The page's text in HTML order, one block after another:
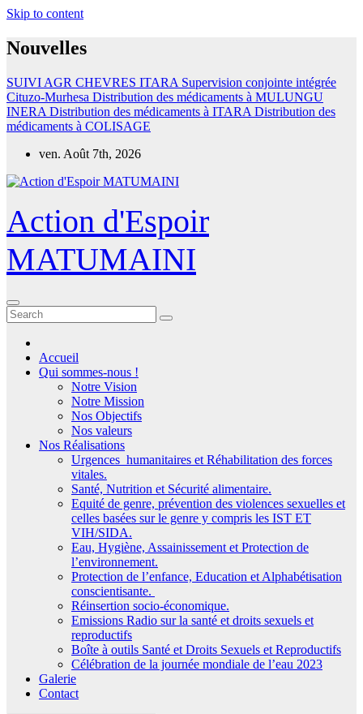
Skip to content
Nouvelles
SUIVI AGR CHEVRES ITARA Supervision conjointe intégrée
Cituzo-Murhesa Distribution des médicaments à MULUNGU
INERA Distribution des médicaments à ITARA Distribution des
médicaments à COLISAGE
ven. Août 7th, 2026
Action d'Espoir
MATUMAINI
Accueil
Qui sommes-nous !
Notre Vision
Notre Mission
Nos Objectifs
Nos valeurs
Nos Réalisations
Urgences humanitaires et Réhabilitation des forces
vitales.
Santé, Nutrition et Sécurité alimentaire.
Equité de genre, prévention des violences sexuelles et
celles basées sur le genre y compris les IST ET
VIH/SIDA.
Eau, Hygiène, Assainissement et Protection de
l’environnement.
Protection de l’enfance, Education et Alphabétisation
conscientisante.
Réinsertion socio-économique.
Emissions Radio sur la santé et droits sexuels et
reproductifs
Boîte à outils Santé et Droits Sexuels et Reproductifs
Célébration de la journée mondiale de l’eau 2023
Galerie
Contact